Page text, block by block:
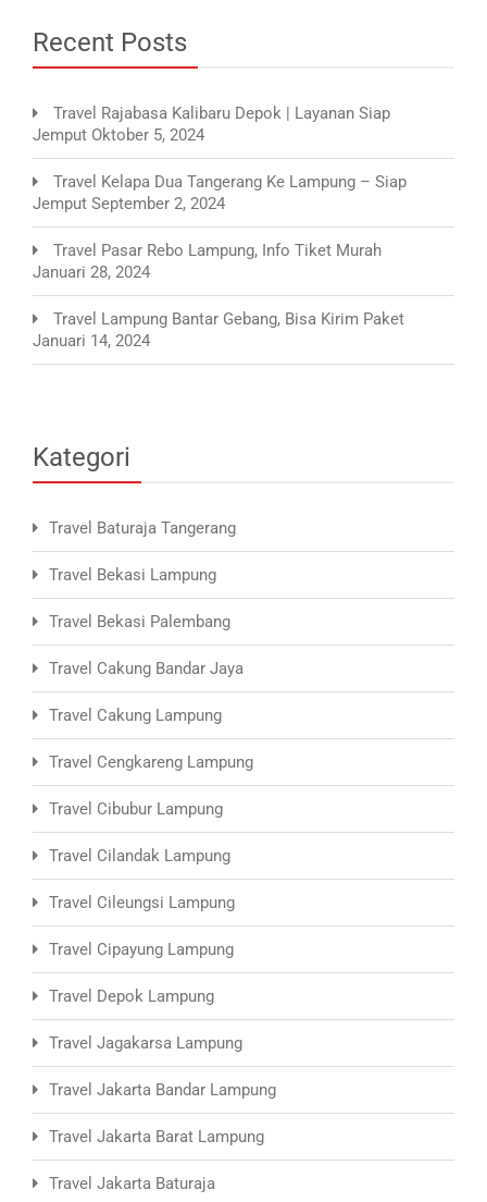
Recent Posts
Travel Rajabasa Kalibaru Depok | Layanan Siap
Jemput Oktober 5, 2024
Travel Kelapa Dua Tangerang Ke Lampung – Siap
Jemput September 2, 2024
Travel Pasar Rebo Lampung, Info Tiket Murah
Januari 28, 2024
Travel Lampung Bantar Gebang, Bisa Kirim Paket
Januari 14, 2024
Kategori
Travel Baturaja Tangerang
Travel Bekasi Lampung
Travel Bekasi Palembang
Travel Cakung Bandar Jaya
Travel Cakung Lampung
Travel Cengkareng Lampung
Travel Cibubur Lampung
Travel Cilandak Lampung
Travel Cileungsi Lampung
Travel Cipayung Lampung
Travel Depok Lampung
Travel Jagakarsa Lampung
Travel Jakarta Bandar Lampung
Travel Jakarta Barat Lampung
Travel Jakarta Baturaja